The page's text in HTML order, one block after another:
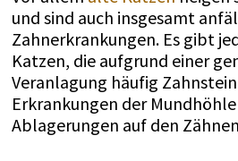
und sind auch insgesamt
Zahnerkrankungen. Es gibt
Katzen, die aufgrund einer
Veranlagung häufig
Erkrankungen der
Ablagerungen auf den